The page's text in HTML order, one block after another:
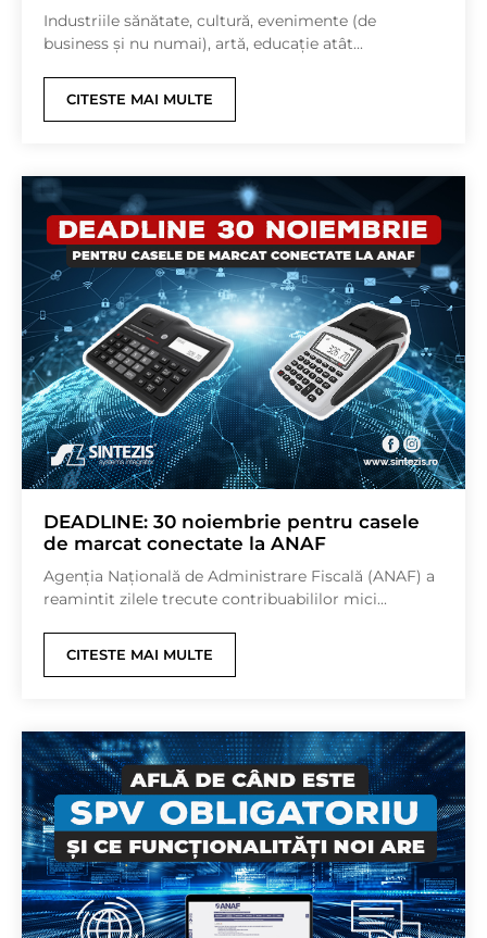
Industriile sănătate, cultură, evenimente (de
business și nu numai), artă, educație atât...
CITESTE MAI MULTE
DEADLINE: 30 noiembrie pentru casele
de marcat conectate la ANAF
Agenţia Naţională de Administrare Fiscală (ANAF) a
reamintit zilele trecute contribuabililor mici...
CITESTE MAI MULTE